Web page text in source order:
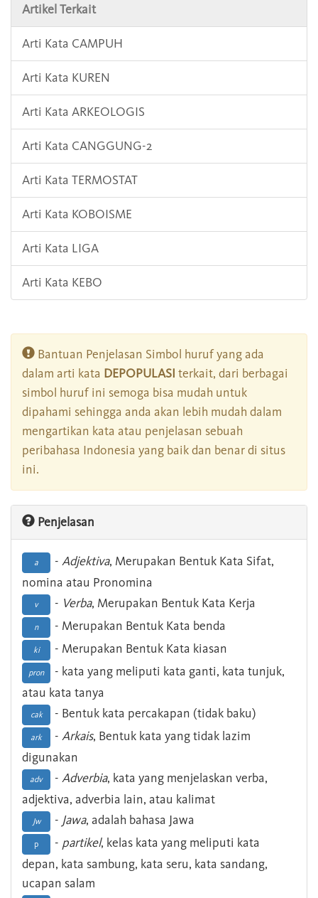
Artikel Terkait
Arti Kata CAMPUH
Arti Kata KUREN
Arti Kata ARKEOLOGIS
Arti Kata CANGGUNG-2
Arti Kata TERMOSTAT
Arti Kata KOBOISME
Arti Kata LIGA
Arti Kata KEBO
Bantuan Penjelasan Simbol huruf yang ada
dalam arti kata DEPOPULASI terkait, dari berbagai
simbol huruf ini semoga bisa mudah untuk
dipahami sehingga anda akan lebih mudah dalam
mengartikan kata atau penjelasan sebuah
peribahasa Indonesia yang baik dan benar di situs
ini.
Penjelasan
a - Adjektiva, Merupakan Bentuk Kata Sifat,
nomina atau Pronomina
v - Verba, Merupakan Bentuk Kata Kerja
n - Merupakan Bentuk Kata benda
ki - Merupakan Bentuk Kata kiasan
pron
- kata yang meliputi kata ganti, kata tunjuk,
atau kata tanya
cak - Bentuk kata percakapan (tidak baku)
ark - Arkais, Bentuk kata yang tidak lazim
digunakan
adv - Adverbia, kata yang menjelaskan verba,
adjektiva, adverbia lain, atau kalimat
Jw - Jawa, adalah bahasa Jawa
p - partikel, kelas kata yang meliputi kata
depan, kata sambung, kata seru, kata sandang,
ucapan salam